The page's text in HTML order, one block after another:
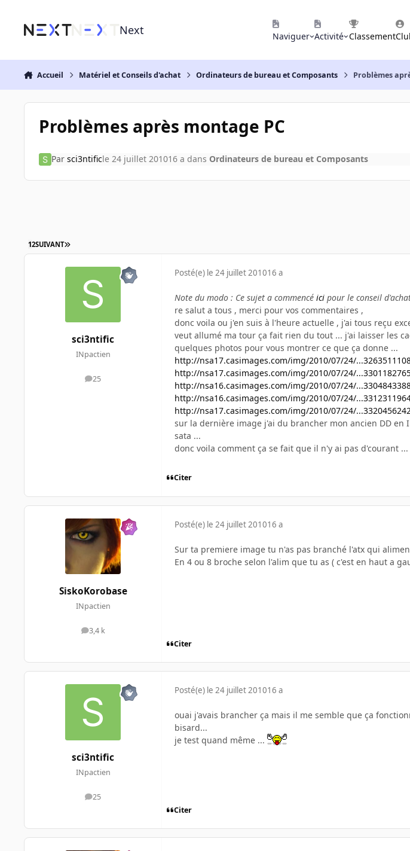
Next Naviguer Activité Classement
Accueil Matériel et Conseils d'achat Ordinateurs de bureau et Composants Problèmes
Problèmes après montage PC
Par sci3ntificle 24 juillet 201016 a dans Ordinateurs de bureau et Composants
12SUIVANT
sci3ntific
INpactien
25
messages
Posté(e) le 24 juillet 201016 a
Note du modo : Ce sujet a commencé ici pour le conseil
re salut a tous , merci pour vos commentaires ,
donc voila ou j'en suis à l'heure actuelle , j'ai tous reçu
veut allumé ma tour ça fait rien du tout ... j'ai laisser les
quelques photos pour vous montrer ce que ça donne ...
http://nsa17.casimages.com/img/2010/07/24/
http://nsa17.casimages.com/img/2010/07/24/
http://nsa16.casimages.com/img/2010/07/24/
http://nsa16.casimages.com/img/2010/07/24/
http://nsa17.casimages.com/img/2010/07/24/
sur la dernière image j'ai du brancher mon ancien DD
sata ...
donc voila comment ça se fait que il n'y ai pas d'courant ...
Citer
SiskoKorobase
INpactien
3,4 k
messages
Posté(e) le 24 juillet 201016 a
Sur ta premiere image tu n'as pas branché l'atx qui
En 4 ou 8 broche selon l'alim que tu as ( c'est en haut a
Citer
sci3ntific
INpactien
25
messages
Posté(e) le 24 juillet 201016 a
ouai j'avais brancher ça mais il me semble que ça
bisard...
je test quand même ...
Citer